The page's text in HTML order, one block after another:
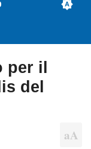
per il
del